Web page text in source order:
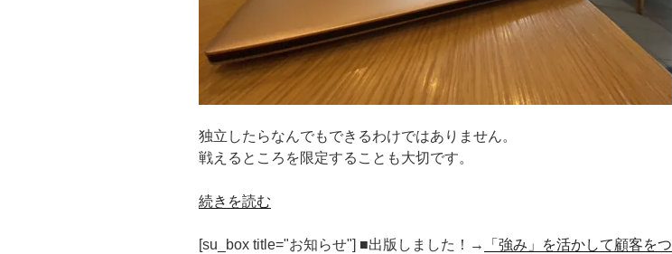
独立したらなんでもできるわけではありません。
戦えるところを限定することも大切です。
“ひ
り
続きを読む
[su_box title="お知らせ"] ■出版しました！→
「強み」を活かして顧客をつ